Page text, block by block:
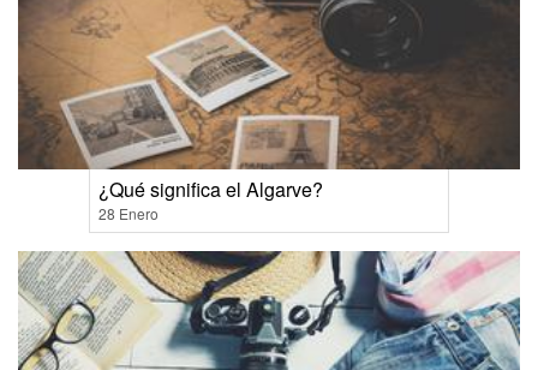
¿Qué significa el Algarve?
28 Enero